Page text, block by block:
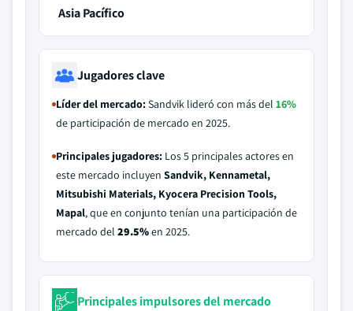
Asia Pacífico
Jugadores clave
Líder del mercado:Sandvik lideró con más del 16%
de participación de mercado en 2025.
Principales jugadores: Los 5 principales actores en
este mercado incluyen Sandvik, Kennametal,
Mitsubishi Materials, Kyocera Precision Tools,
Mapal, que en conjunto tenían una participación de
mercado del 29.5%en 2025.
Principales impulsores del mercado